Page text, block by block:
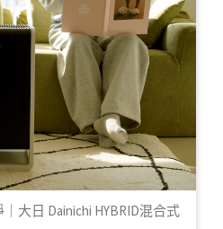
大日 Dainichi HYBRID混合式